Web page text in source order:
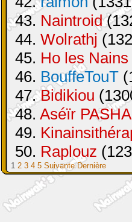
43. Naintroid
44. Wolrathj
45. Ho les Nains
46. BouffeTouT
47.Bidikiou
48. Aséïr
49.
50. Raplouz
1 2 3 4 5 Suivante Dernière